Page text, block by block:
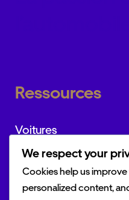
Ressources
Voitures
Marques
We respect your
Cookies help us
personalized content,